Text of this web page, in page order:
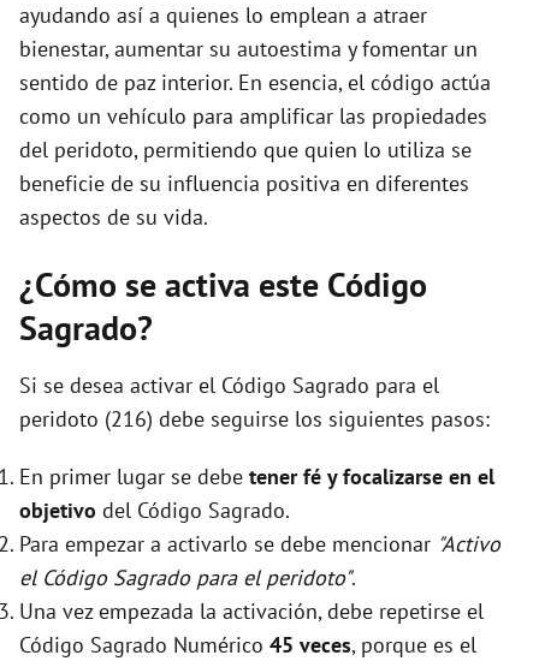
ayudando así a quienes lo emplean a atraer
bienestar, aumentar su autoestima y fomentar un
sentido de paz interior. En esencia, el código actúa
como un vehículo para amplificar las propiedades
del peridoto, permitiendo que quien lo utiliza se
beneficie de su influencia positiva en diferentes
aspectos de su vida.
¿Cómo se activa este Código
Sagrado?
Si se desea activar el Código Sagrado para el
peridoto (216) debe seguirse los siguientes pasos:
En primer lugar se debe tener fé y focalizarse en el
objetivo del Código Sagrado.
Para empezar a activarlo se debe mencionar "Activo
el Código Sagrado para el peridoto".
Una vez empezada la activación, debe repetirse el
Código Sagrado Numérico 45 veces, porque es el